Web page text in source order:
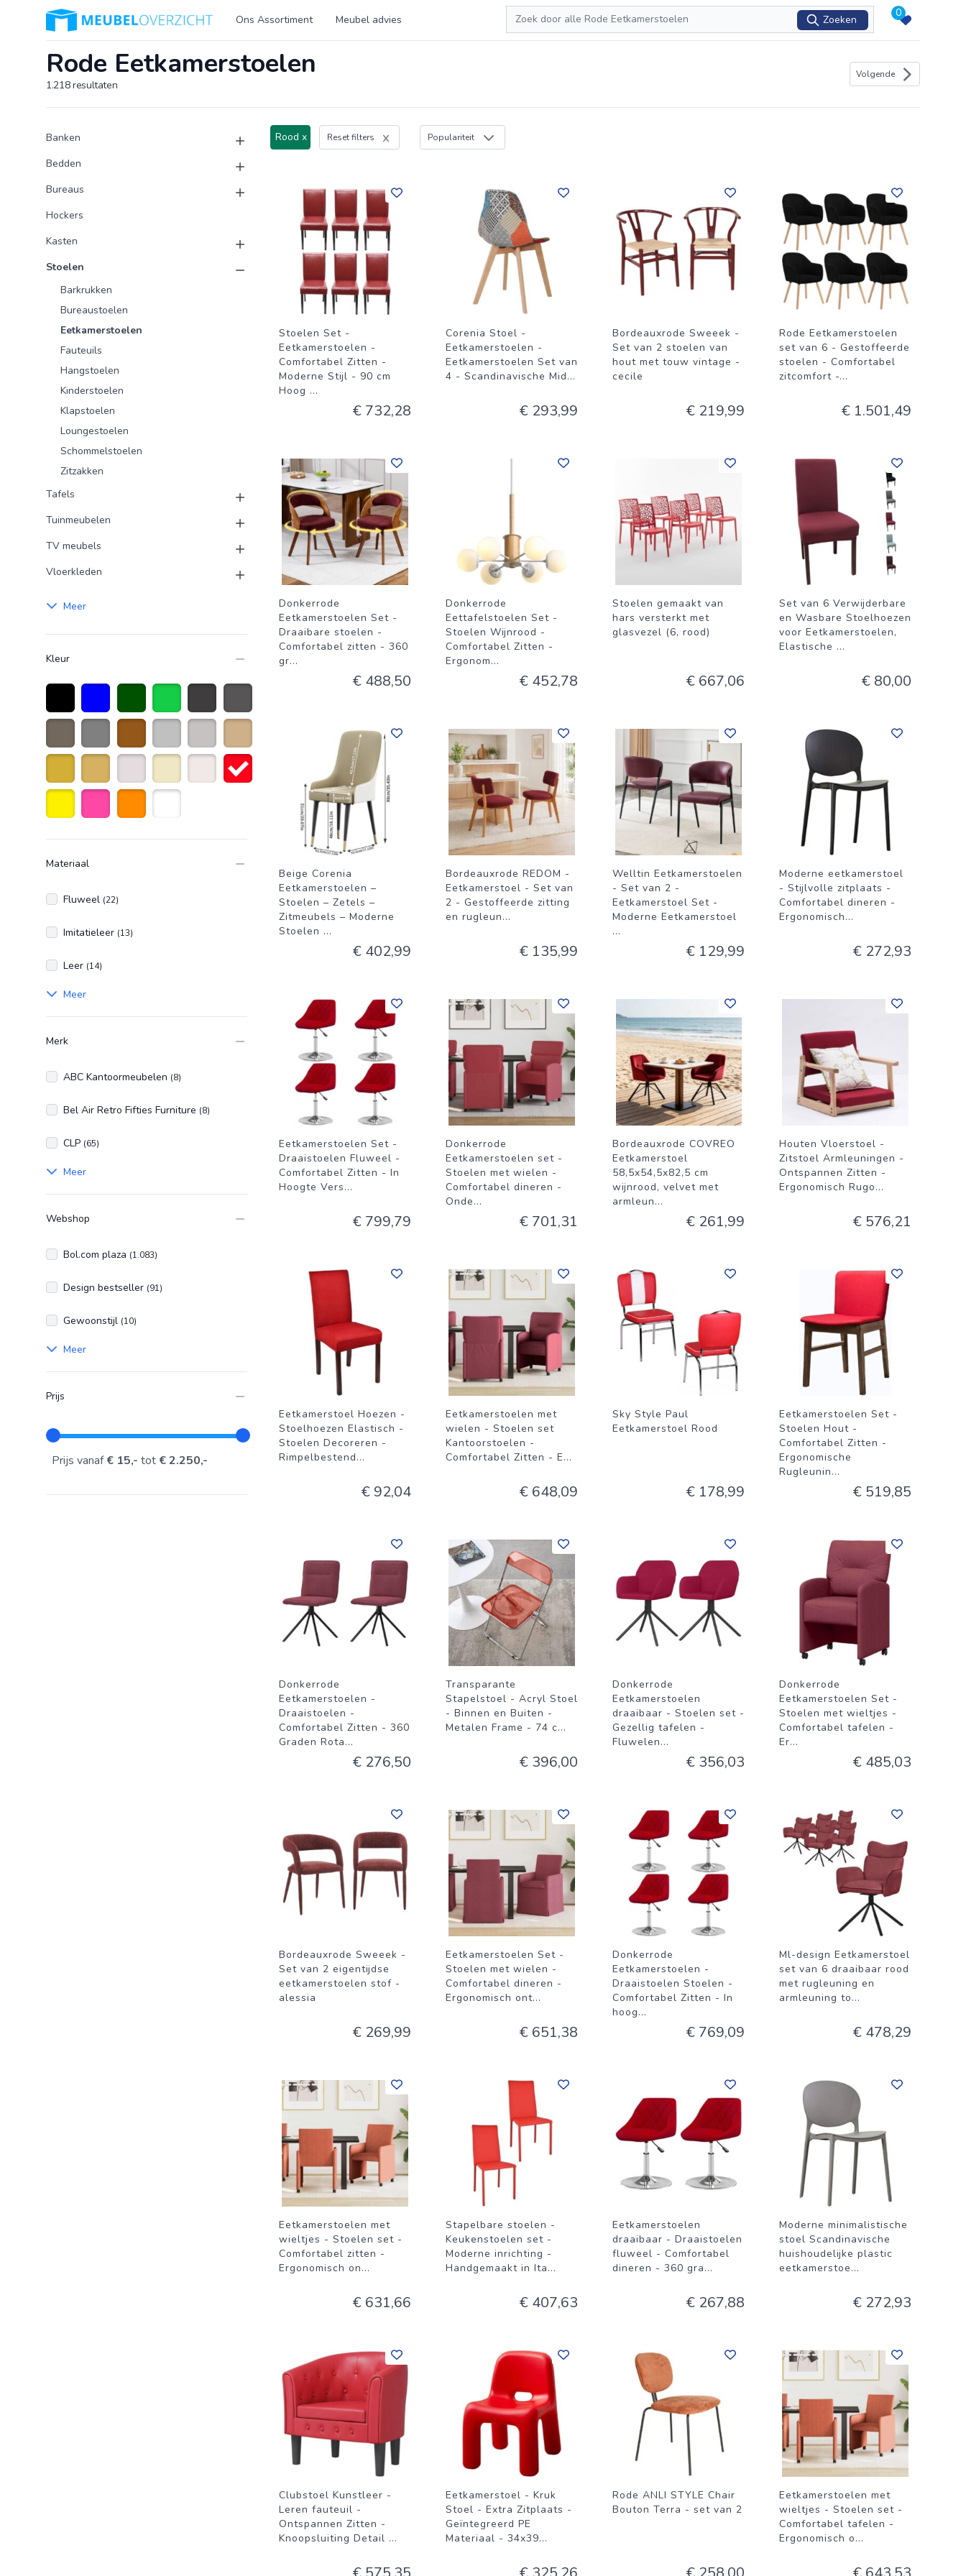
Logo Meubeloverzicht.nl Ons Assortiment Meubel advies
Zoeken
Zoeken
0
Rode Eetkamerstoelen
1.218resultaten
Volgende
Producten
Product categorieën
Banken
Bedden
Bureaus
Hockers
Kasten
Stoelen
Barkrukken
Bureaustoelen
Eetkamerstoelen
Fauteuils
Hangstoelen
Kinderstoelen
Klapstoelen
Loungestoelen
Schommelstoelen
Zitzakken
Tafels
Tuinmeubelen
TV meubels
Vloerkleden
Meer
Kleur
Zwart Blauw donkergroen
Groen DonkergrijsAntraciet grijs
taupe Grijs Bruin Zilver Licht grijsZandkleurig
Goud GoudkleurigCreme witBeige
Materiaal
Fluweel (22)
Imitatieleer (13)
Leer (14)
Meer
Merk
ABC Kantoormeubelen (8)
Bel Air Retro Fifties Furniture (8)
CLP (65)
Meer
Webshop
Bol.com plaza (1.083)
Design bestseller (91)
Gewoonstijl (10)
Meer
Prijs
Prijs vanaf€ 15,- tot € 2.250,-
Rood x Reset filters Populariteit
Stoelen Set -
Eetkamerstoelen -
Comfortabel Zitten -
Moderne Stijl - 90 cm
Hoog ...
€ 732,28
Corenia Stoel -
Eetkamerstoelen -
Eetkamerstoelen Set van
4 - Scandinavische Mid...
€ 293,99
Bordeauxrode Sweeek -
Set van 2 stoelen van
hout met touw vintage -
cecile
€ 219,99
Rode Eetkamerstoelen
set van 6 - Gestoffeerde
stoelen - Comfortabel
zitcomfort -...
€ 1.501,49
Donkerrode
Eetkamerstoelen Set -
Draaibare stoelen -
Comfortabel zitten - 360
gr...
€ 488,50
Donkerrode
Eettafelstoelen Set -
Stoelen Wijnrood -
Comfortabel Zitten -
Ergonom...
€ 452,78
Stoelen gemaakt van
hars versterkt met
glasvezel (6, rood)
€ 667,06
Set van 6 Verwijderbare
en Wasbare Stoelhoezen
voor Eetkamerstoelen,
Elastische ...
€ 80,00
Beige Corenia
Eetkamerstoelen –
Stoelen – Zetels –
Zitmeubels – Moderne
Stoelen ...
€ 402,99
Bordeauxrode REDOM -
Eetkamerstoel - Set van
2 - Gestoffeerde zitting
en rugleun...
€ 135,99
Welltin Eetkamerstoelen
- Set van 2 -
Eetkamerstoel Set -
Moderne Eetkamerstoel
...
€ 129,99
Moderne eetkamerstoel
- Stijlvolle zitplaats -
Comfortabel dineren -
Ergonomisch...
€ 272,93
Eetkamerstoelen Set -
Draaistoelen Fluweel -
Comfortabel Zitten - In
Hoogte Vers...
€ 799,79
Donkerrode
Eetkamerstoelen set -
Stoelen met wielen -
Comfortabel dineren -
Onde...
€ 701,31
Bordeauxrode COVREO
Eetkamerstoel
58,5x54,5x82,5 cm
wijnrood, velvet met
armleun...
€ 261,99
Houten Vloerstoel -
Zitstoel Armleuningen -
Ontspannen Zitten -
Ergonomisch Rugo...
€ 576,21
Eetkamerstoel Hoezen -
Stoelhoezen Elastisch -
Stoelen Decoreren -
Rimpelbestend...
€ 92,04
Eetkamerstoelen met
wielen - Stoelen set
Kantoorstoelen -
Comfortabel Zitten - E...
€ 648,09
Sky Style Paul
Eetkamerstoel Rood
€ 178,99
Eetkamerstoelen Set -
Stoelen Hout -
Comfortabel Zitten -
Ergonomische
Rugleunin...
€ 519,85
Donkerrode
Eetkamerstoelen -
Draaistoelen -
Comfortabel Zitten - 360
Graden Rota...
€ 276,50
Transparante
Stapelstoel - Acryl Stoel
- Binnen en Buiten -
Metalen Frame - 74 c...
€ 396,00
Donkerrode
Eetkamerstoelen
draaibaar - Stoelen set -
Gezellig tafelen -
Fluwelen...
€ 356,03
Donkerrode
Eetkamerstoelen Set -
Stoelen met wieltjes -
Comfortabel tafelen -
Er...
€ 485,03
Bordeauxrode Sweeek -
Set van 2 eigentijdse
eetkamerstoelen stof -
alessia
€ 269,99
Eetkamerstoelen Set -
Stoelen met wielen -
Comfortabel dineren -
Ergonomisch ont...
€ 651,38
Donkerrode
Eetkamerstoelen -
Draaistoelen Stoelen -
Comfortabel Zitten - In
hoog...
€ 769,09
Ml-design Eetkamerstoel
set van 6 draaibaar rood
met rugleuning en
armleuning to...
€ 478,29
Eetkamerstoelen met
wieltjes - Stoelen set -
Comfortabel zitten -
Ergonomisch on...
€ 631,66
Stapelbare stoelen -
Keukenstoelen set -
Moderne inrichting -
Handgemaakt in Ita...
€ 407,63
Eetkamerstoelen
draaibaar - Draaistoelen
fluweel - Comfortabel
dineren - 360 gra...
€ 267,88
Moderne minimalistische
stoel Scandinavische
huishoudelijke plastic
eetkamerstoe...
€ 272,93
Clubstoel Kunstleer -
Leren fauteuil -
Ontspannen Zitten -
Knoopsluiting Detail ...
Eetkamerstoel - Kruk
Stoel - Extra Zitplaats -
Geïntegreerd PE
Materiaal - 34x39...
Rode ANLI STYLE Chair
Bouton Terra - set van 2
Eetkamerstoelen met
wieltjes - Stoelen set -
Comfortabel tafelen -
Ergonomisch o...